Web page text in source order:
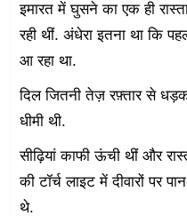
इमारत में घुसने का एक ही
रही थीं. अंधेरा इतना था कि
आ रहा था.
दिल जितनी तेज़ रफ़्तार से
धीमी थी.
सीढ़ियां काफी ऊंची थीं और
की टॉर्च लाइट में दीवारों पर
थे.